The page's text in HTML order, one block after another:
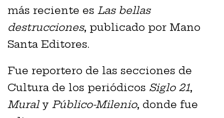
más reciente es Las bellas
destrucciones, publicado por Mano
Santa Editores.
Fue reportero de las secciones de
Cultura de los periódicos Siglo 21,
Muraly Público-Milenio, donde fue